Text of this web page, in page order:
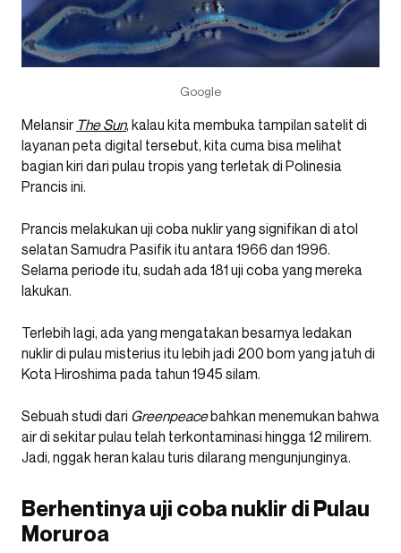
Google
Melansir The Sun, kalau kita membuka tampilan satelit di
layanan peta digital tersebut, kita cuma bisa melihat
bagian kiri dari pulau tropis yang terletak di Polinesia
Prancis ini.
Prancis melakukan uji coba nuklir yang signifikan di atol
selatan Samudra Pasifik itu antara 1966 dan 1996.
Selama periode itu, sudah ada 181 uji coba yang mereka
lakukan.
Terlebih lagi, ada yang mengatakan besarnya ledakan
nuklir di pulau misterius itu lebih jadi 200 bom yang jatuh di
Kota Hiroshima pada tahun 1945 silam.
Sebuah studi dari Greenpeacebahkan menemukan bahwa
air di sekitar pulau telah terkontaminasi hingga 12 milirem.
Jadi, nggak heran kalau turis dilarang mengunjunginya.
Berhentinya uji coba nuklir di Pulau
Moruroa